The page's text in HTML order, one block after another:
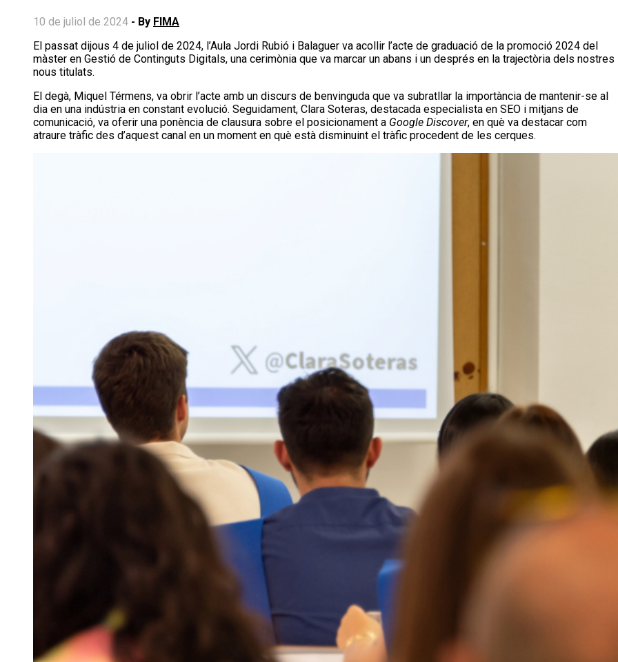
10 de juliol de 2024 - By FIMA
El passat dijous 4 de juliol de 2024, l’Aula Jordi Rubió i Balaguer va acollir l’acte de graduació de la promoció 2024 del
màster en Gestió de Continguts Digitals, una cerimònia que va marcar un abans i un després en la trajectòria dels nostres
nous titulats.
El degà, Miquel Térmens, va obrir l’acte amb un discurs de benvinguda que va subratllar la importància de mantenir-se al
dia en una indústria en constant evolució. Seguidament, Clara Soteras, destacada especialista en SEO i mitjans de
comunicació, va oferir una ponència de clausura sobre el posicionament a Google Discover, en què va destacar com
atraure tràfic des d’aquest canal en un moment en què està disminuint el tràfic procedent de les cerques.